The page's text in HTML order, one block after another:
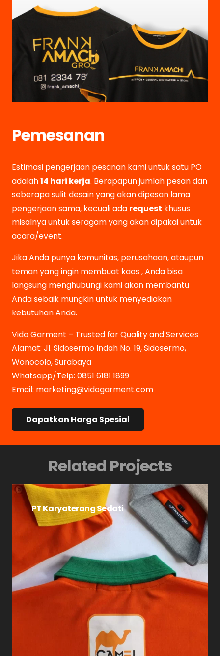
Pemesanan
Estimasi pengerjaan pesanan kami untuk satu PO
adalah14 hari kerja. Berapapun jumlah pesan dan
seberapa sulit desain yang akan dipesan lama
pengerjaan sama, kecuali ada request khusus
misalnya untuk seragam yang akan dipakai untuk
acara/event.
Jika Anda punya komunitas, perusahaan, ataupun
teman yang ingin membuat kaos , Anda bisa
langsung menghubungi kami akan membantu
Anda sebaik mungkin untuk menyediakan
kebutuhan Anda.
Vido Garment – Trusted for Quality and Services
Alamat: Jl. Sidosermo Indah No. 19, Sidosermo,
Wonocolo, Surabaya
Whatsapp/Telp: 0851 6181 1899
Email: marketing@vidogarment.com
Dapatkan Harga Spesial
Related Projects
PT Karyaterang Sedati